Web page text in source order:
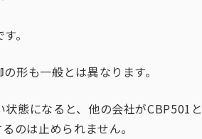
。
形も一般とは異なります。
態になると、他の会社がCBP501
のは止められません。